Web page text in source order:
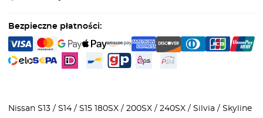
Bezpieczne płatności:
Nissan S13 / S14 / S15 180SX / 200SX / 240SX / Silvia / Skyline